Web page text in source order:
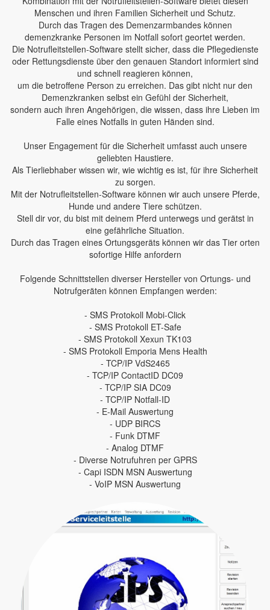
Menschen und ihren Familien Sicherheit und Schutz.
Durch das Tragen des Demenzarmbandes können
demenzkranke Personen im Notfall sofort geortet werden.
Die Notrufleitstellen-Software stellt sicher, dass die Pflegedienste
oder Rettungsdienste über den genauen Standort informiert sind
und schnell reagieren können,
um die betroffene Person zu erreichen. Das gibt nicht nur den
Demenzkranken selbst ein Gefühl der Sicherheit,
sondern auch ihren Angehörigen, die wissen, dass ihre Lieben im
Falle eines Notfalls in guten Händen sind.
Unser Engagement für die Sicherheit umfasst auch unsere
geliebten Haustiere.
Als Tierliebhaber wissen wir, wie wichtig es ist, für ihre Sicherheit
zu sorgen.
Mit der Notrufleitstellen-Software können wir auch unsere Pferde,
Hunde und andere Tiere schützen.
Stell dir vor, du bist mit deinem Pferd unterwegs und gerätst in
eine gefährliche Situation.
Durch das Tragen eines Ortungsgeräts können wir das Tier orten
sofortige Hilfe anfordern
Folgende Schnittstellen diverser Hersteller von Ortungs- und
Notrufgeräten können Empfangen werden:
- SMS Protokoll Mobi-Click
- SMS Protokoll ET-Safe
- SMS Protokoll Xexun TK103
- SMS Protokoll Emporia Mens Health
- TCP/IP VdS2465
- TCP/IP ContactID DC09
- TCP/IP SIA DC09
- TCP/IP Notfall-ID
- E-Mail Auswertung
- UDP BIRCS
- Funk DTMF
- Analog DTMF
- Diverse Notrufuhren per GPRS
- Capi ISDN MSN Auswertung
- VoIP MSN Auswertung